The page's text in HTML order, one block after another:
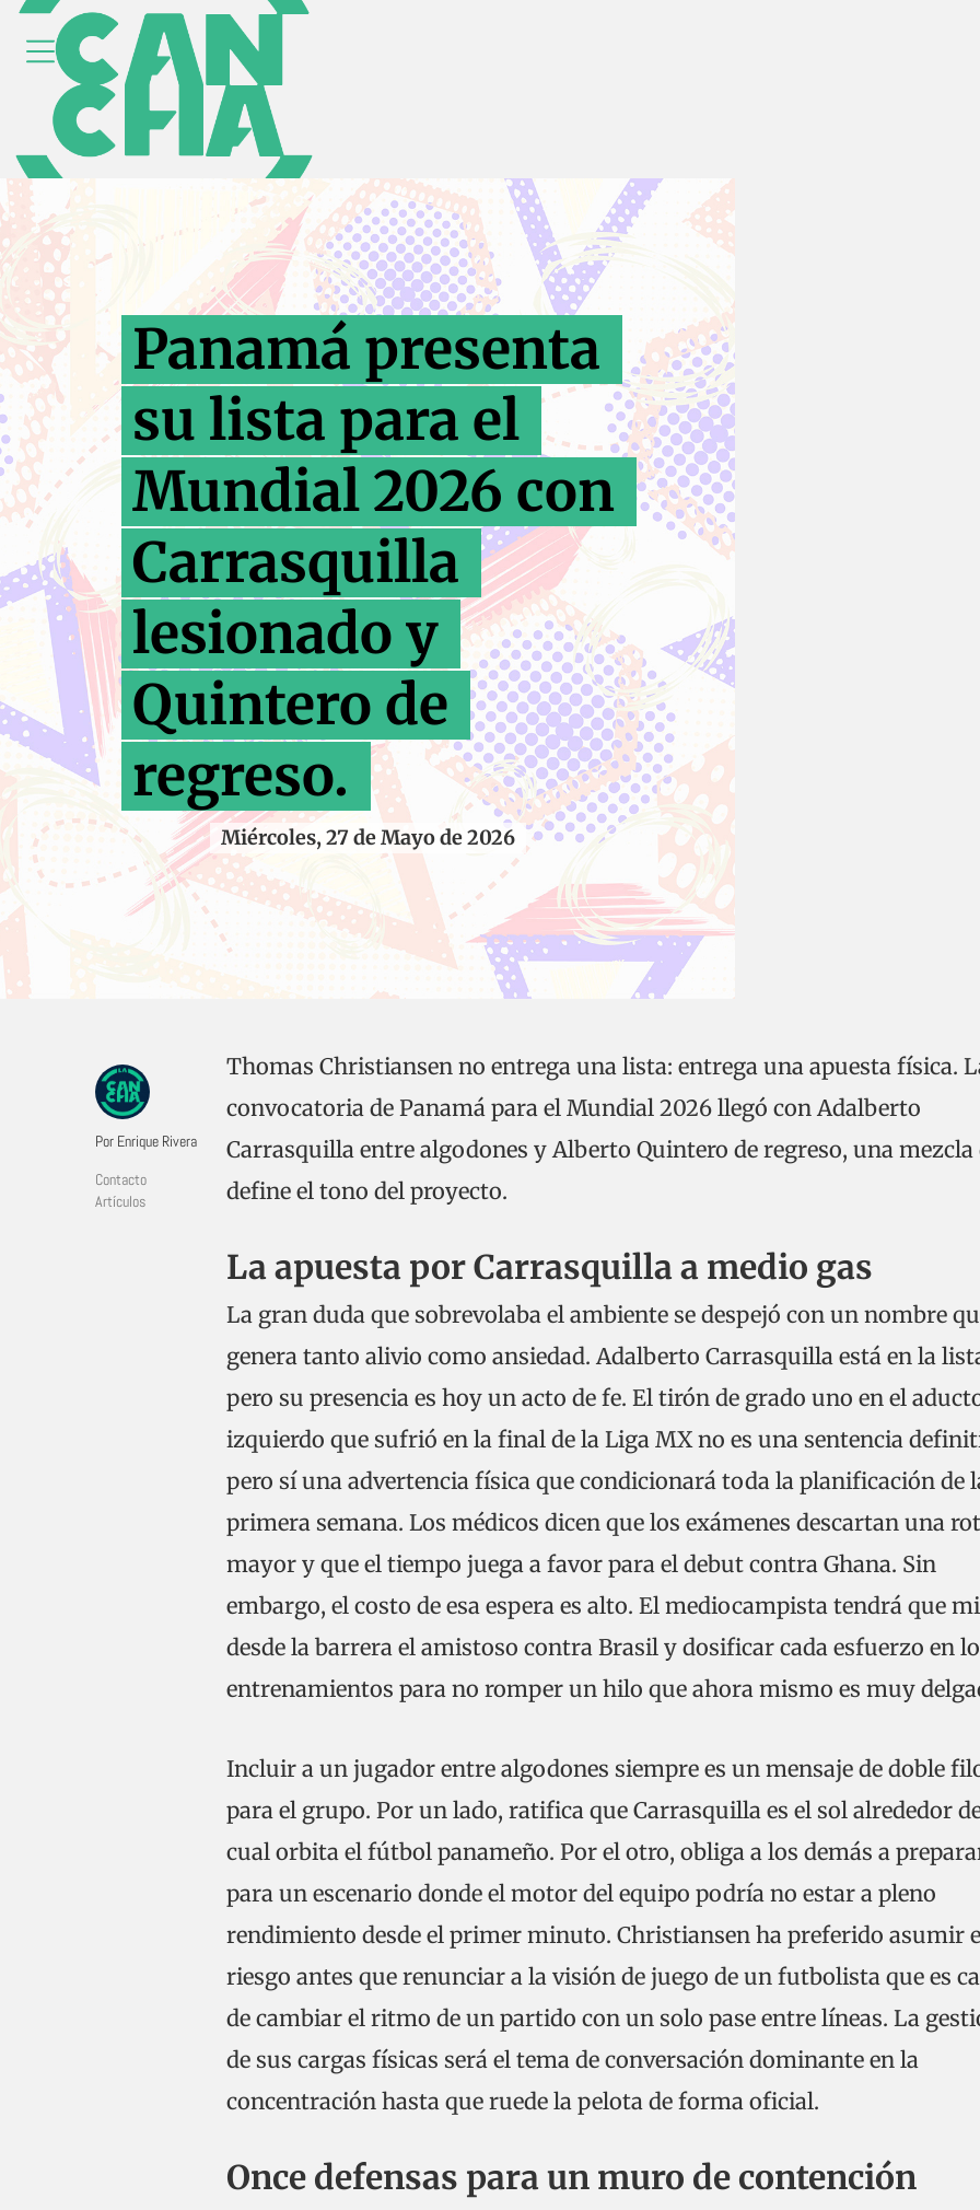
Panamá presenta
su lista para el
Mundial 2026 con
Carrasquilla
lesionado y
Quintero de
regreso.
Miércoles, 27 de Mayo de 2026
Por Enrique Rivera
Contacto
Artículos
Thomas Christiansen no entrega una lista: entrega una apuesta física.
convocatoria de Panamá para el Mundial 2026 llegó con Adalberto
Carrasquilla entre algodones y Alberto Quintero de regreso, una mezcla
define el tono del proyecto.
La apuesta por Carrasquilla a medio gas
La gran duda que sobrevolaba el ambiente se despejó con un nombre
genera tanto alivio como ansiedad. Adalberto Carrasquilla está en la
pero su presencia es hoy un acto de fe. El tirón de grado uno en el
izquierdo que sufrió en la final de la Liga MX no es una sentencia
pero sí una advertencia física que condicionará toda la planificación de
primera semana. Los médicos dicen que los exámenes descartan una
mayor y que el tiempo juega a favor para el debut contra Ghana. Sin
embargo, el costo de esa espera es alto. El mediocampista tendrá que
desde la barrera el amistoso contra Brasil y dosificar cada esfuerzo en
entrenamientos para no romper un hilo que ahora mismo es muy
Incluir a un jugador entre algodones siempre es un mensaje de doble
para el grupo. Por un lado, ratifica que Carrasquilla es el sol alrededor
cual orbita el fútbol panameño. Por el otro, obliga a los demás a
para un escenario donde el motor del equipo podría no estar a pleno
rendimiento desde el primer minuto. Christiansen ha preferido asumir
riesgo antes que renunciar a la visión de juego de un futbolista que es
de cambiar el ritmo de un partido con un solo pase entre líneas. La
de sus cargas físicas será el tema de conversación dominante en la
concentración hasta que ruede la pelota de forma oficial.
Once defensas para un muro de contención